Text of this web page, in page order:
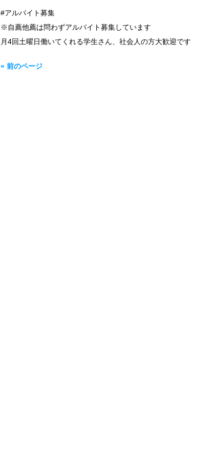
#アルバイト募集
※自薦他薦は問わずアルバイト募集しています
月4回土曜日働いてくれる学生さん、社会人の方大歓迎です
« 前のページ